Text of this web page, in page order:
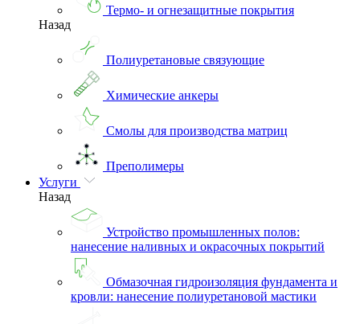
Термо- и огнезащитные покрытия
Назад
Полиуретановые связующие
Химические анкеры
Смолы для производства матриц
Преполимеры
Услуги
Назад
Устройство промышленных полов:
нанесение наливных и окрасочных покрытий
Обмазочная гидроизоляция фундамента и
кровли: нанесение полиуретановой мастики